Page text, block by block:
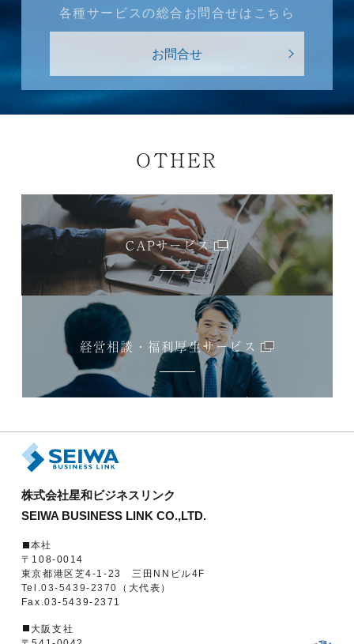
各種サービスの総合お問合せはこちら
お問合せ
OTHER
CAPサービス
経営相談・福利厚生サービス
株式会社星和ビジネスリンク
SEIWA BUSINESS LINK CO.,LTD.
本社
〒108-0014
東京都港区芝4-1-23 三田NNビル4F
Tel.03-5439-2370
（大代表）
Fax.03-5439-2371
大阪支社